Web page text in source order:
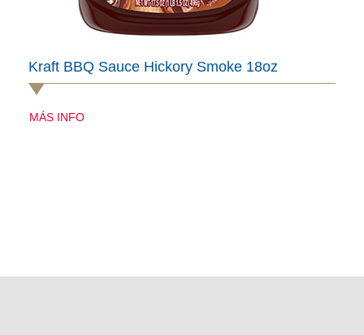
Kraft BBQ Sauce Hickory Smoke 18oz
MÁS INFO